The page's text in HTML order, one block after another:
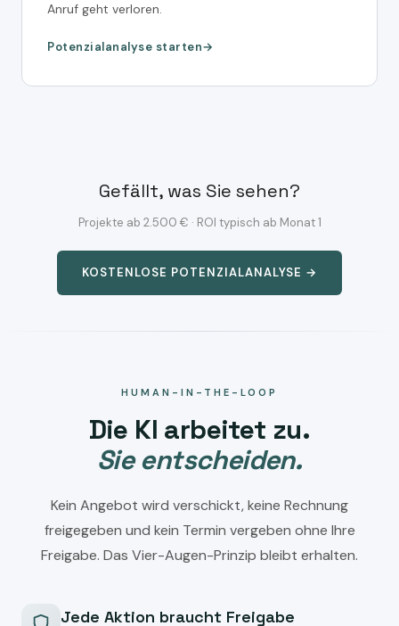
Anruf geht verloren.
Potenzialanalyse starten
Gefällt, was Sie sehen?
Projekte ab 2.500 € · ROI typisch ab Monat 1
KOSTENLOSE POTENZIALANALYSE →
HUMAN-IN-THE-LOOP
Die KI arbeitet zu.
Sie entscheiden.
Kein Angebot wird verschickt, keine Rechnung
freigegeben und kein Termin vergeben ohne Ihre
Freigabe. Das Vier-Augen-Prinzip bleibt erhalten.
Jede Aktion braucht Freigabe